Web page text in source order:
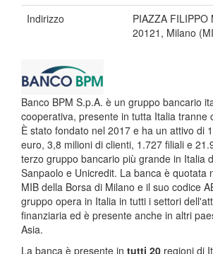
Indirizzo
PIAZZA FILIPPO
20121, Milano
Banco BPM S.p.A. è un gruppo bancario
cooperativa, presente in tutta Italia tranne
È stato fondato nel 2017 e ha un attivo di
euro, 3,8 milioni di clienti, 1.727 filiali e
terzo gruppo bancario più grande in Italia
Sanpaolo e Unicredit. La banca è quotata
MIB della Borsa di Milano e il suo codice
gruppo opera in Italia in tutti i settori
finanziaria ed è presente anche in altri
Asia.
La banca è presente in tutti 20 regioni di